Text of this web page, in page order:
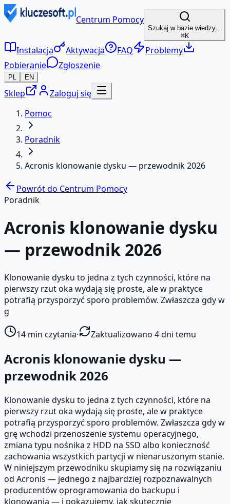
Centrum Pomocy
Szukaj w bazie wiedzy...
⌘K
Instalacja Aktywacja FAQ
Problemy
Pobieranie
Zgłoszenie
PL EN
Sklep
Zaloguj się
Pomoc
Poradnik
Acronis klonowanie dysku — przewodnik 2026
Powrót do Centrum Pomocy
Poradnik
Acronis klonowanie dysku
— przewodnik 2026
Klonowanie dysku to jedna z tych czynności, które na
pierwszy rzut oka wydają się proste, ale w praktyce
potrafią przysporzyć sporo problemów. Zwłaszcza gdy w
g
14 min czytania· Zaktualizowano 4 dni temu
Acronis klonowanie dysku —
przewodnik 2026
Klonowanie dysku to jedna z tych czynności, które na
pierwszy rzut oka wydają się proste, ale w praktyce
potrafią przysporzyć sporo problemów. Zwłaszcza gdy w
grę wchodzi przenoszenie systemu operacyjnego,
zmiana typu nośnika z HDD na SSD albo konieczność
zachowania wszystkich partycji w nienaruszonym stanie.
W niniejszym przewodniku skupiamy się na rozwiązaniu
od Acronis — jednego z najbardziej rozpoznawalnych
producentów oprogramowania do backupu i
klonowania — i pokazujemy, jak skutecznie